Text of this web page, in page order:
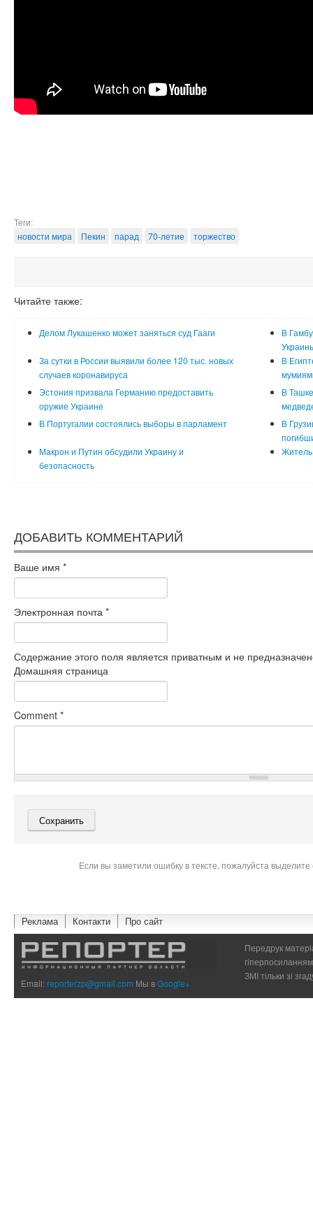
Теги:
новости мира
Пекин парад 70-летие торжество
Читайте также:
Делом Лукашенко может заняться суд Гааги
В
За сутки в России выявили более 120 тыс. новых
случаев коронавируса
В
Эстония призвала Германию предоставить
оружие Украине
В
В Португалии состоялись выборы в парламент
В
Макрон и Путин обсудили Украину и
безопасность
Житель
ДОБАВИТЬ КОММЕНТАРИЙ
Ваше имя *
Электронная почта *
Содержание этого поля является приватным и не
Домашняя страница
Comment *
Если вы заметили ошибку в тексте, пожалуйста
Реклама Контакти Про сайт
Email:reporterzp@gmail.com Мы вGoogle+
Передрук
ЗМІ тільки зі